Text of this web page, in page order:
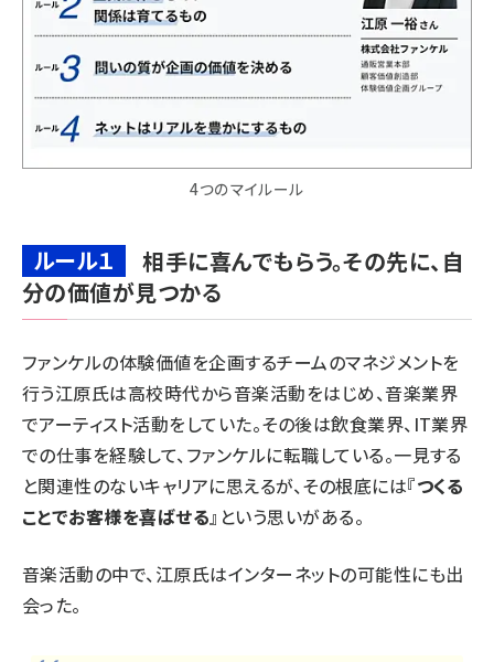
4つのマイルール
ルール１
相手に喜んでもらう。その先に、自
分の価値が見つかる
ファンケルの体験価値を企画するチームのマネジメントを
行う江原氏は高校時代から音楽活動をはじめ、音楽業界
でアーティスト活動をしていた。その後は飲食業界、IT業界
での仕事を経験して、ファンケルに転職している。一見する
と関連性のないキャリアに思えるが、その根底には『つくる
ことでお客様を喜ばせる』という思いがある。
音楽活動の中で、江原氏はインターネットの可能性にも出
会った。